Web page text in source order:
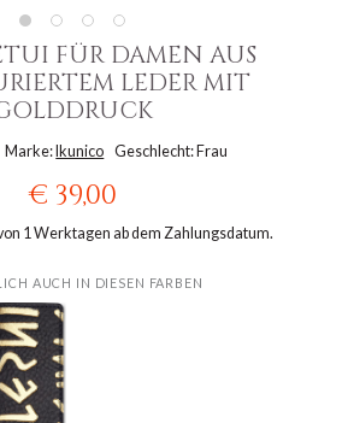
FÜR DAMEN AUS
LEDER MIT
Marke: Ikunico Geschlecht: Frau
€ 39,00
1 Werktagen ab dem Zahlungsdatum.
AUCH IN DIESEN FARBEN